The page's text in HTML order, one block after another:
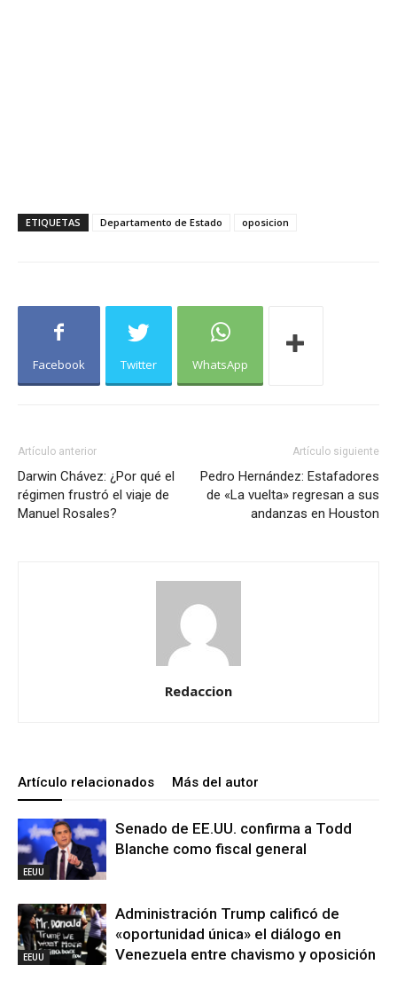
ETIQUETAS Departamento de Estado oposicion
Facebook Twitter WhatsApp
Artículo anterior
Darwin Chávez: ¿Por qué el
régimen frustró el viaje de
Manuel Rosales?
Artículo siguiente
Pedro Hernández: Estafadores
de «La vuelta» regresan a sus
andanzas en Houston
Redaccion
Artículo relacionados Más del autor
EEUU
Senado de EE.UU. confirma a Todd
Blanche como fiscal general
EEUU
Administración Trump calificó de
«oportunidad única» el diálogo en
Venezuela entre chavismo y oposición